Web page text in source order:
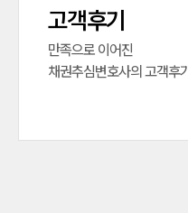
고객후기
만족으로 이어진
채권추심변호사의 고객후기